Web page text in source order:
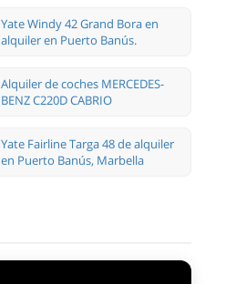
Yate Windy 42 Grand Bora en
alquiler en Puerto Banús.
Alquiler de coches MERCEDES-
BENZ C220D CABRIO
Yate Fairline Targa 48 de alquiler
en Puerto Banús, Marbella